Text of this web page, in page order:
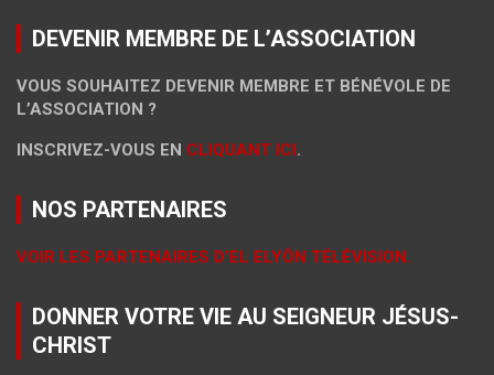
DEVENIR MEMBRE DE L’ASSOCIATION
VOUS SOUHAITEZ DEVENIR MEMBRE ET BÉNÉVOLE DE
L’ASSOCIATION ?
INSCRIVEZ-VOUS EN CLIQUANT ICI .
NOS PARTENAIRES
VOIR LES PARTENAIRES D’EL ELYÔN TÉLÉVISION.
DONNER VOTRE VIE AU SEIGNEUR JÉSUS-
CHRIST